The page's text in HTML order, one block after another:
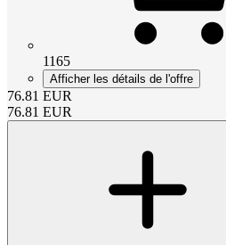
1165
Afficher les détails de l'offre
76.81 EUR
76.81 EUR